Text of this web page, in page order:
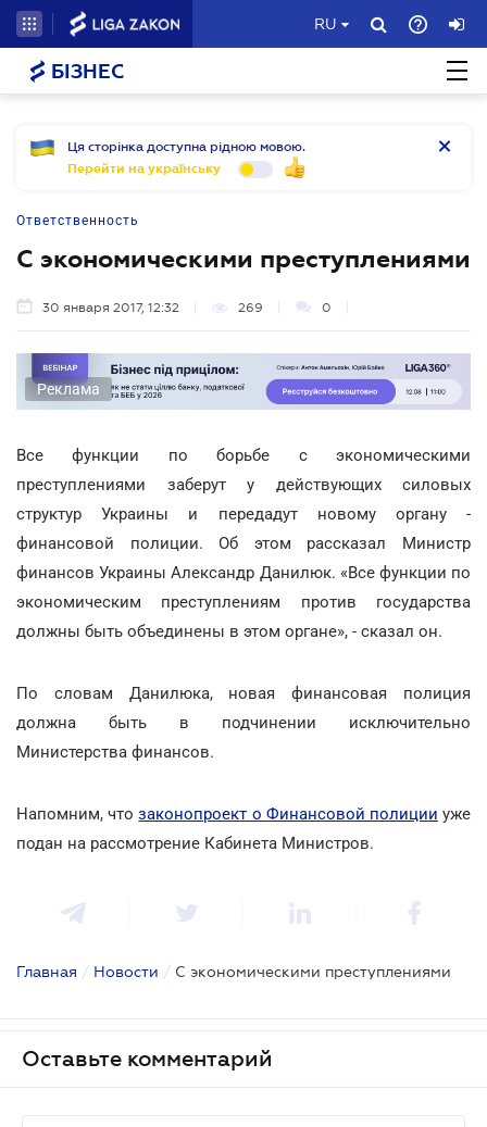
RU
БІЗНЕС
Ця сторінка доступна рідною мовою.
Перейти на українську
Ответственность
С экономическими преступлениями
30 января 2017, 12:32 269 0
Реклама
Все функции по борьбе с экономическими
преступлениями заберут у действующих силовых
структур Украины и передадут новому органу -
финансовой полиции. Об этом рассказал Министр
финансов Украины Александр Данилюк. «Все функции по
экономическим преступлениям против государства
должны быть объединены в этом органе», - сказал он.
По словам Данилюка, новая финансовая полиция
должна быть в подчинении исключительно
Министерства финансов.
Напомним, чтозаконопроект о Финансовой полиции уже
подан на рассмотрение Кабинета Министров.
Главная / Новости / С экономическими преступлениями
Оставьте комментарий